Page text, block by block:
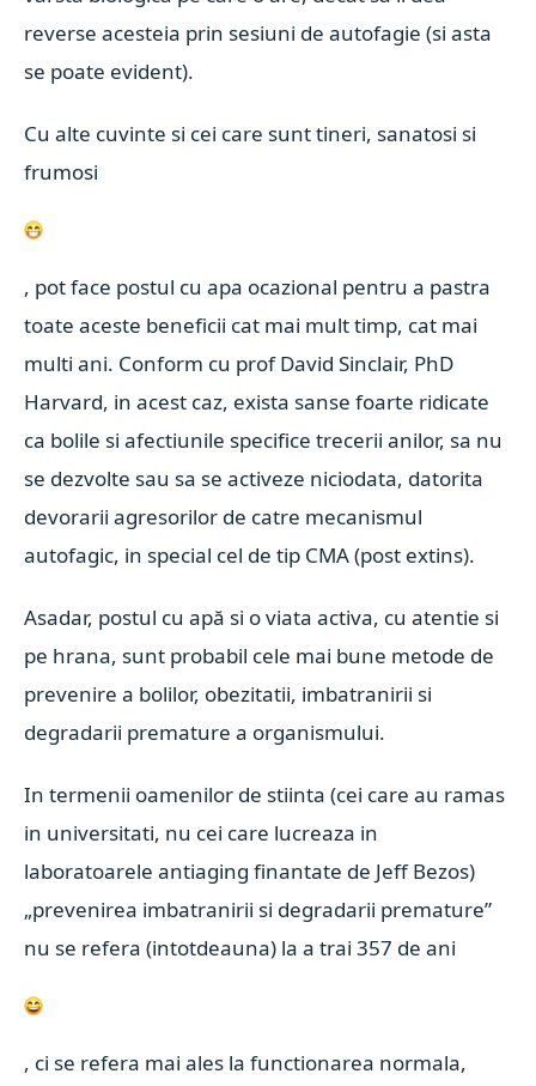
reverse acesteia prin sesiuni de autofagie (si asta
se poate evident).
Cu alte cuvinte si cei care sunt tineri, sanatosi si
frumosi
, pot face postul cu apa ocazional pentru a pastra
toate aceste beneficii cat mai mult timp, cat mai
multi ani. Conform cu prof David Sinclair, PhD
Harvard, in acest caz, exista sanse foarte ridicate
ca bolile si afectiunile specifice trecerii anilor, sa nu
se dezvolte sau sa se activeze niciodata, datorita
devorarii agresorilor de catre mecanismul
autofagic, in special cel de tip CMA (post extins).
Asadar, postul cu apă si o viata activa, cu atentie si
pe hrana, sunt probabil cele mai bune metode de
prevenire a bolilor, obezitatii, imbatranirii si
degradarii premature a organismului.
In termenii oamenilor de stiinta (cei care au ramas
in universitati, nu cei care lucreaza in
laboratoarele antiaging finantate de Jeff Bezos)
„prevenirea imbatranirii si degradarii premature”
nu se refera (intotdeauna) la a trai 357 de ani
, ci se refera mai ales la functionarea normala,